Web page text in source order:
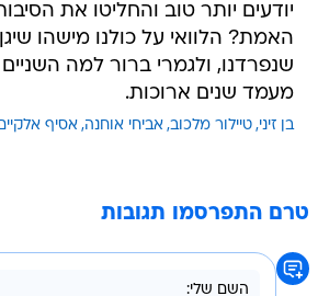
יודעים יותר טוב והחליטו את
האמת? הלוואי על כולנו מישהו
שנפרדנו, ולגמרי ברור למה
מעמד שנים ארוכות.
בן זיני טיילור מלכוב אביחי אוחנה אסיף
טרם התפרסמו תגובות